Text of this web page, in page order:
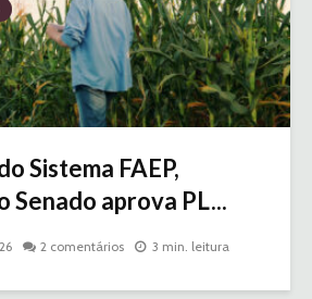
Sistema FAEP,
Senado aprova PL...
2 comentários 3 min. leitura